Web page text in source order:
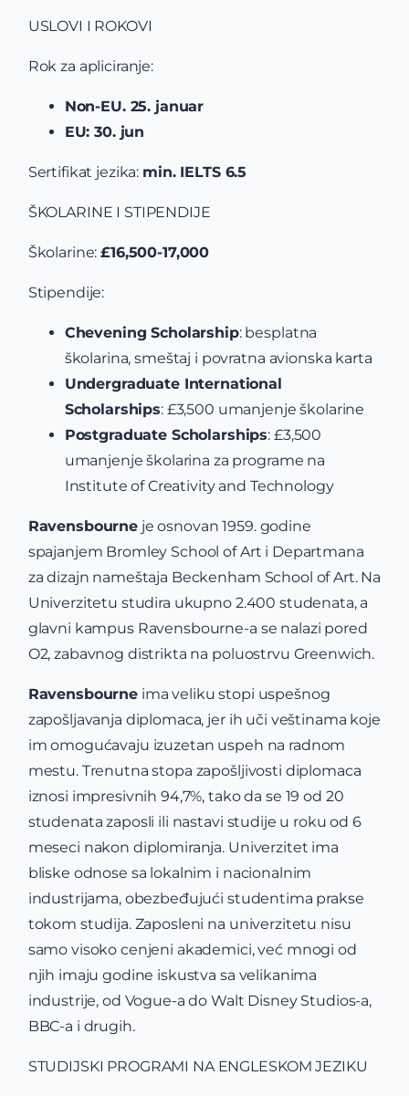
USLOVI I ROKOVI
Rok za apliciranje:
Non-EU. 25. januar
EU: 30. jun
Sertifikat jezika: min. IELTS 6.5
ŠKOLARINE I STIPENDIJE
Školarine:£16,500-17,000
Stipendije:
Chevening Scholarship: besplatna
školarina, smeštaj i povratna avionska karta
Undergraduate International
Scholarships: £3,500 umanjenje školarine
Postgraduate Scholarships: £3,500
umanjenje školarina za programe na
Institute of Creativity and Technology
Ravensbourne je osnovan 1959. godine
spajanjem Bromley School of Art i Departmana
za dizajn nameštaja Beckenham School of Art. Na
Univerzitetu studira ukupno 2.400 studenata, a
glavni kampus Ravensbourne-a se nalazi pored
O2, zabavnog distrikta na poluostrvu Greenwich.
Ravensbourne ima veliku stopi uspešnog
zapošljavanja diplomaca, jer ih uči veštinama koje
im omogućavaju izuzetan uspeh na radnom
mestu. Trenutna stopa zapošljivosti diplomaca
iznosi impresivnih 94,7%, tako da se 19 od 20
studenata zaposli ili nastavi studije u roku od 6
meseci nakon diplomiranja. Univerzitet ima
bliske odnose sa lokalnim i nacionalnim
industrijama, obezbeđujući studentima prakse
tokom studija. Zaposleni na univerzitetu nisu
samo visoko cenjeni akademici, već mnogi od
njih imaju godine iskustva sa velikanima
industrije, od Vogue-a do Walt Disney Studios-a,
BBC-a i drugih.
STUDIJSKI PROGRAMI NA ENGLESKOM JEZIKU